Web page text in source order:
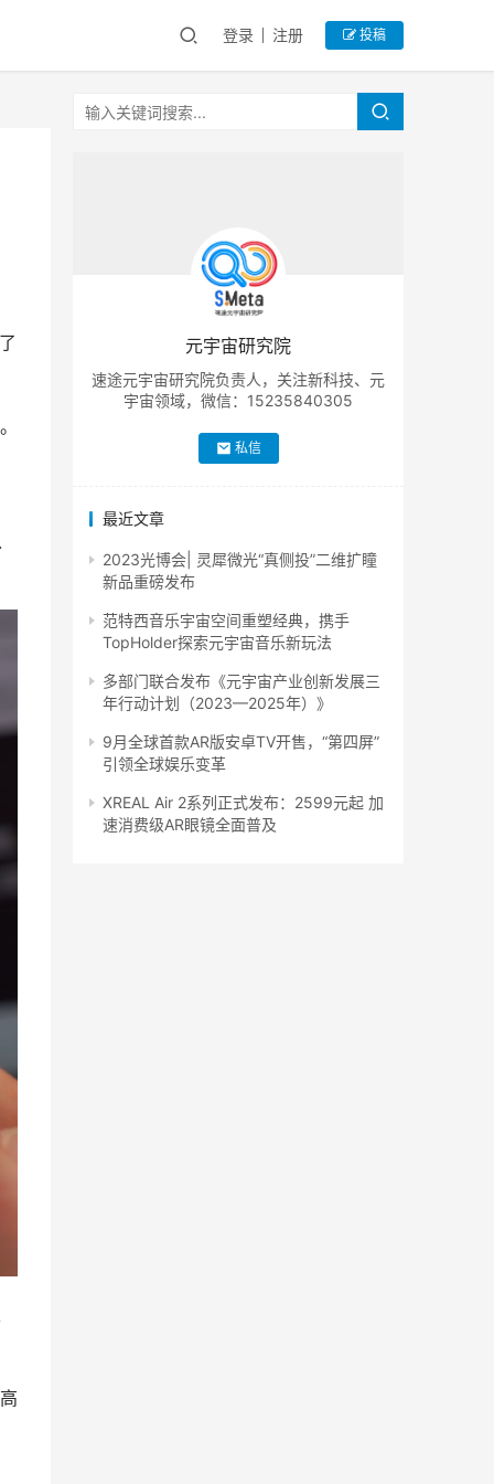
登录 注册 投稿
元宇宙研究院
速途元宇宙研究院负责人，关注新科技、元
宇宙领域，微信：15235840305
私信
最近文章
2023光博会| 灵犀微光“真侧投”二维扩瞳
新品重磅发布
范特西音乐宇宙空间重塑经典，携手
TopHolder探索元宇宙音乐新玩法
多部门联合发布《元宇宙产业创新发展三
年行动计划（2023—2025年）》
9月全球首款AR版安卓TV开售，“第四屏”
引领全球娱乐变革
XREAL Air 2系列正式发布：2599元起 加
速消费级AR眼镜全面普及